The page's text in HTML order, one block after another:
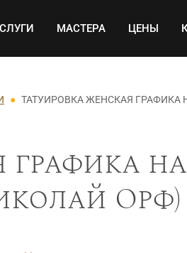
МАСТЕРА ЦЕНЫ
ТАТУИРОВКА ЖЕНСКАЯ ГРАФИКА
Орф)